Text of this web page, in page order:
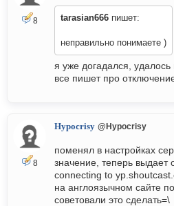
8 tarasian666 пишет:
неправильно понимаете )
я уже догадался,
все пишет про
8
Hypocrisy @Hypocrisy
поменял в настройках
значение, теперь
connecting to
на англоязычном сайте
советовали это сделать=\